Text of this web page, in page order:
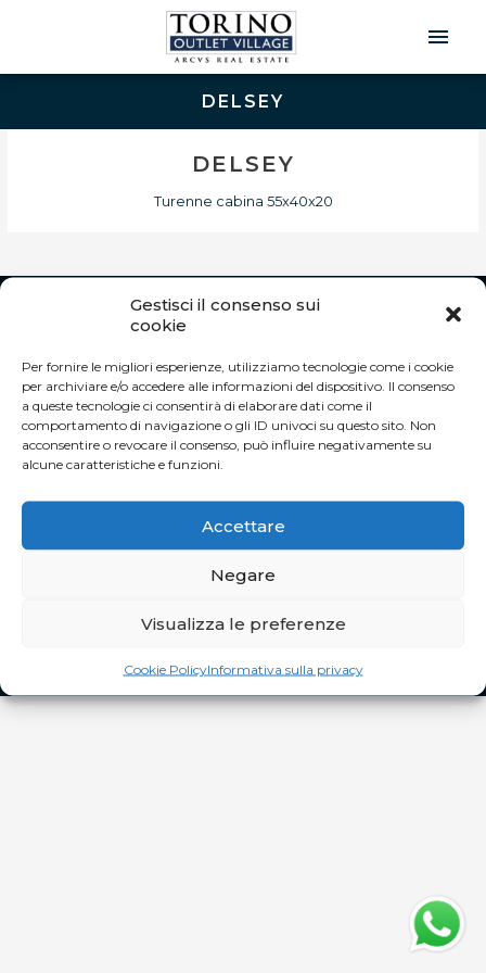
Gestisci il consenso sui
cookie
Per fornire le migliori esperienze, utilizziamo tecnologie come i cookie
per archiviare e/o accedere alle informazioni del dispositivo. Il consenso
a queste tecnologie ci consentirà di elaborare dati come il
comportamento di navigazione o gli ID univoci su questo sito. Non
acconsentire o revocare il consenso, può influire negativamente su
alcune caratteristiche e funzioni.
Accettare
Negare
Visualizza le preferenze
Cookie PolicyInformativa sulla privacy
DELSEY
DELSEY
Turenne cabina 55x40x20
Settimo Torinese (TO) Italia
Tel. +39 011 19234780
info@torinooutletvillage.com
ORARI DI APERTURA
TUTTI I GIORNI: dalle 10 alle 20 e
Pasquetta aperto dalle 10.00 alle 20.00